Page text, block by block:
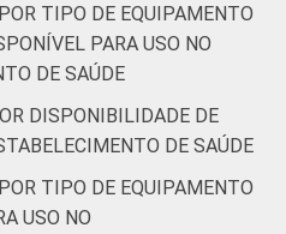
apoio à
diagnose e
terapia
-
UBS 90 8
Não UBS 93 7
TIPO DE EQUIPAMENTO
PARA USO NO
DE SAÚDE
DISPONIBILIDADE DE
DE SAÚDE
TIPO DE EQUIPAMENTO
USO NO